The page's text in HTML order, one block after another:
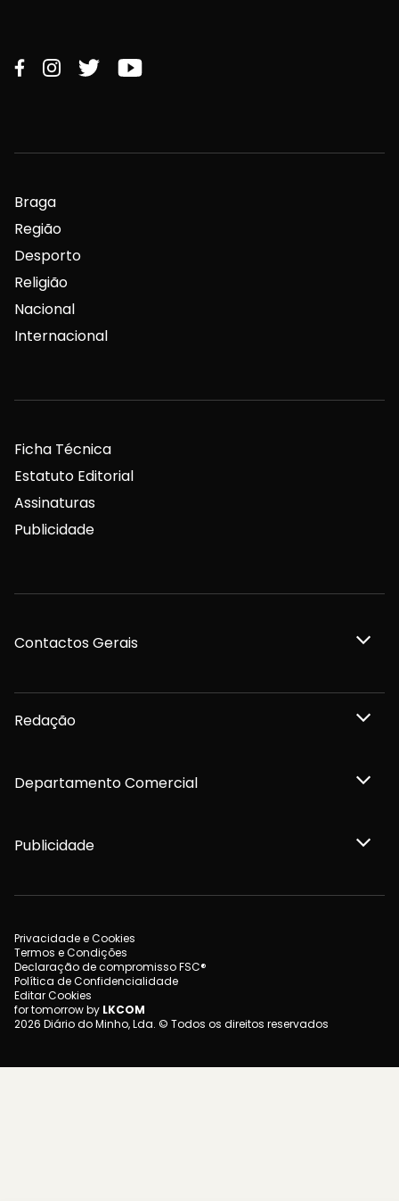
Braga
Região
Desporto
Religião
Nacional
Internacional
Ficha Técnica
Estatuto Editorial
Assinaturas
Publicidade
Contactos Gerais
Redação
Departamento Comercial
Publicidade
Privacidade e Cookies
Termos e Condições
Declaração de compromisso FSC®
Política de Confidencialidade
Editar Cookies
for tomorrow by LKCOM
2026 Diário do Minho, Lda. © Todos os direitos reservados